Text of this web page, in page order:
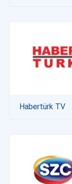
Habertürk TV